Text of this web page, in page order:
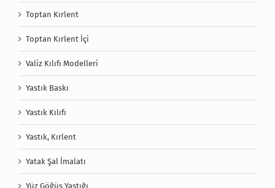
Toptan Kırlent
Toptan Kırlent İçi
Valiz Kılıfı Modelleri
Yastık Baskı
Yastık Kılıfı
Yastık, Kırlent
Yatak Şal İmalatı
Yüz Göğüs Yastığı